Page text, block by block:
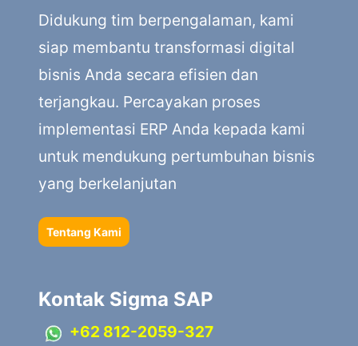
Didukung tim berpengalaman, kami
siap membantu transformasi digital
bisnis Anda secara efisien dan
terjangkau. Percayakan proses
implementasi ERP Anda kepada kami
untuk mendukung pertumbuhan bisnis
yang berkelanjutan
Tentang Kami
Kontak Sigma SAP
+62 812-2059-327